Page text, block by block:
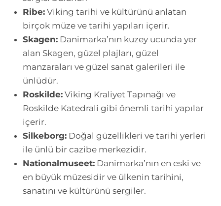
Ribe: Viking tarihi ve kültürünü anlatan
birçok müze ve tarihi yapıları içerir.
Skagen: Danimarka’nın kuzey ucunda yer
alan Skagen, güzel plajları, güzel
manzaraları ve güzel sanat galerileri ile
ünlüdür.
Roskilde: Viking Kraliyet Tapınağı ve
Roskilde Katedrali gibi önemli tarihi yapılar
içerir.
Silkeborg: Doğal güzellikleri ve tarihi yerleri
ile ünlü bir cazibe merkezidir.
Nationalmuseet: Danimarka’nın en eski ve
en büyük müzesidir ve ülkenin tarihini,
sanatını ve kültürünü sergiler.